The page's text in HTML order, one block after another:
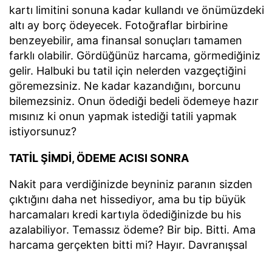
kartı limitini sonuna kadar kullandı ve önümüzdeki
altı ay borç ödeyecek. Fotoğraflar birbirine
benzeyebilir, ama finansal sonuçları tamamen
farklı olabilir. Gördüğünüz harcama, görmediğiniz
gelir. Halbuki bu tatil için nelerden vazgeçtiğini
göremezsiniz. Ne kadar kazandığını, borcunu
bilemezsiniz. Onun ödediği bedeli ödemeye hazır
mısınız ki onun yapmak istediği tatili yapmak
istiyorsunuz?
TATİL ŞİMDİ, ÖDEME ACISI SONRA
Nakit para verdiğinizde beyniniz paranın sizden
çıktığını daha net hissediyor, ama bu tip büyük
harcamaları kredi kartıyla ödediğinizde bu his
azalabiliyor. Temassız ödeme? Bir bip. Bitti. Ama
harcama gerçekten bitti mi? Hayır. Davranışsal